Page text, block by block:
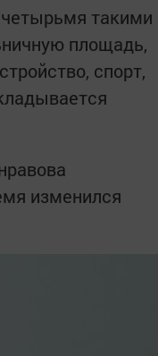
такими
площадь,
спорт,
изменился